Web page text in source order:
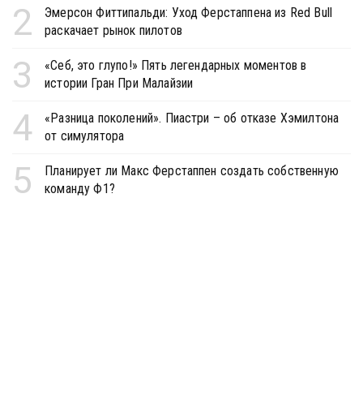
2
Эмерсон Фиттипальди: Уход Ферстаппена из Red Bull
раскачает рынок пилотов
3
«Себ, это глупо!» Пять легендарных моментов в
истории Гран При Малайзии
4
«Разница поколений». Пиастри – об отказе Хэмилтона
от симулятора
5
Планирует ли Макс Ферстаппен создать собственную
команду Ф1?